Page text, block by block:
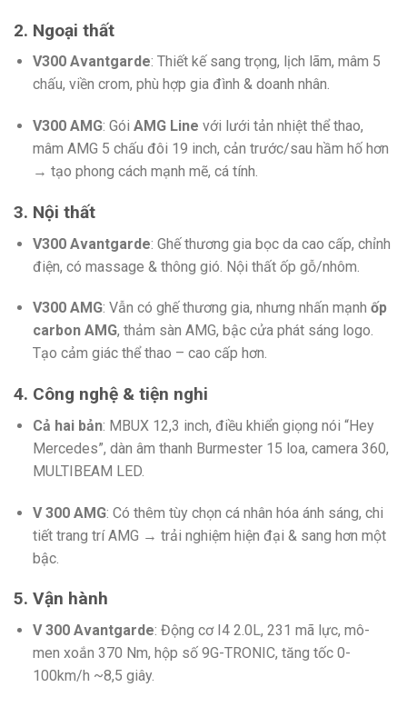
2. Ngoại thất
V300 Avantgarde: Thiết kế sang trọng, lịch lãm, mâm 5
chấu, viền crom, phù hợp gia đình & doanh nhân.
V300 AMG: Gói AMG Line với lưới tản nhiệt thể thao,
mâm AMG 5 chấu đôi 19 inch, cản trước/sau hầm hố hơn
→ tạo phong cách mạnh mẽ, cá tính.
3. Nội thất
V300 Avantgarde: Ghế thương gia bọc da cao cấp, chỉnh
điện, có massage & thông gió. Nội thất ốp gỗ/nhôm.
V300 AMG: Vẫn có ghế thương gia, nhưng nhấn mạnh ốp
carbon AMG, thảm sàn AMG, bậc cửa phát sáng logo.
Tạo cảm giác thể thao – cao cấp hơn.
4. Công nghệ & tiện nghi
Cả hai bản: MBUX 12,3 inch, điều khiển giọng nói “Hey
Mercedes”, dàn âm thanh Burmester 15 loa, camera 360,
MULTIBEAM LED.
V 300 AMG: Có thêm tùy chọn cá nhân hóa ánh sáng, chi
tiết trang trí AMG → trải nghiệm hiện đại & sang hơn một
bậc.
5. Vận hành
V 300 Avantgarde: Động cơ I4 2.0L, 231 mã lực, mô-
men xoắn 370 Nm, hộp số 9G-TRONIC, tăng tốc 0-
100km/h ~8,5 giây.